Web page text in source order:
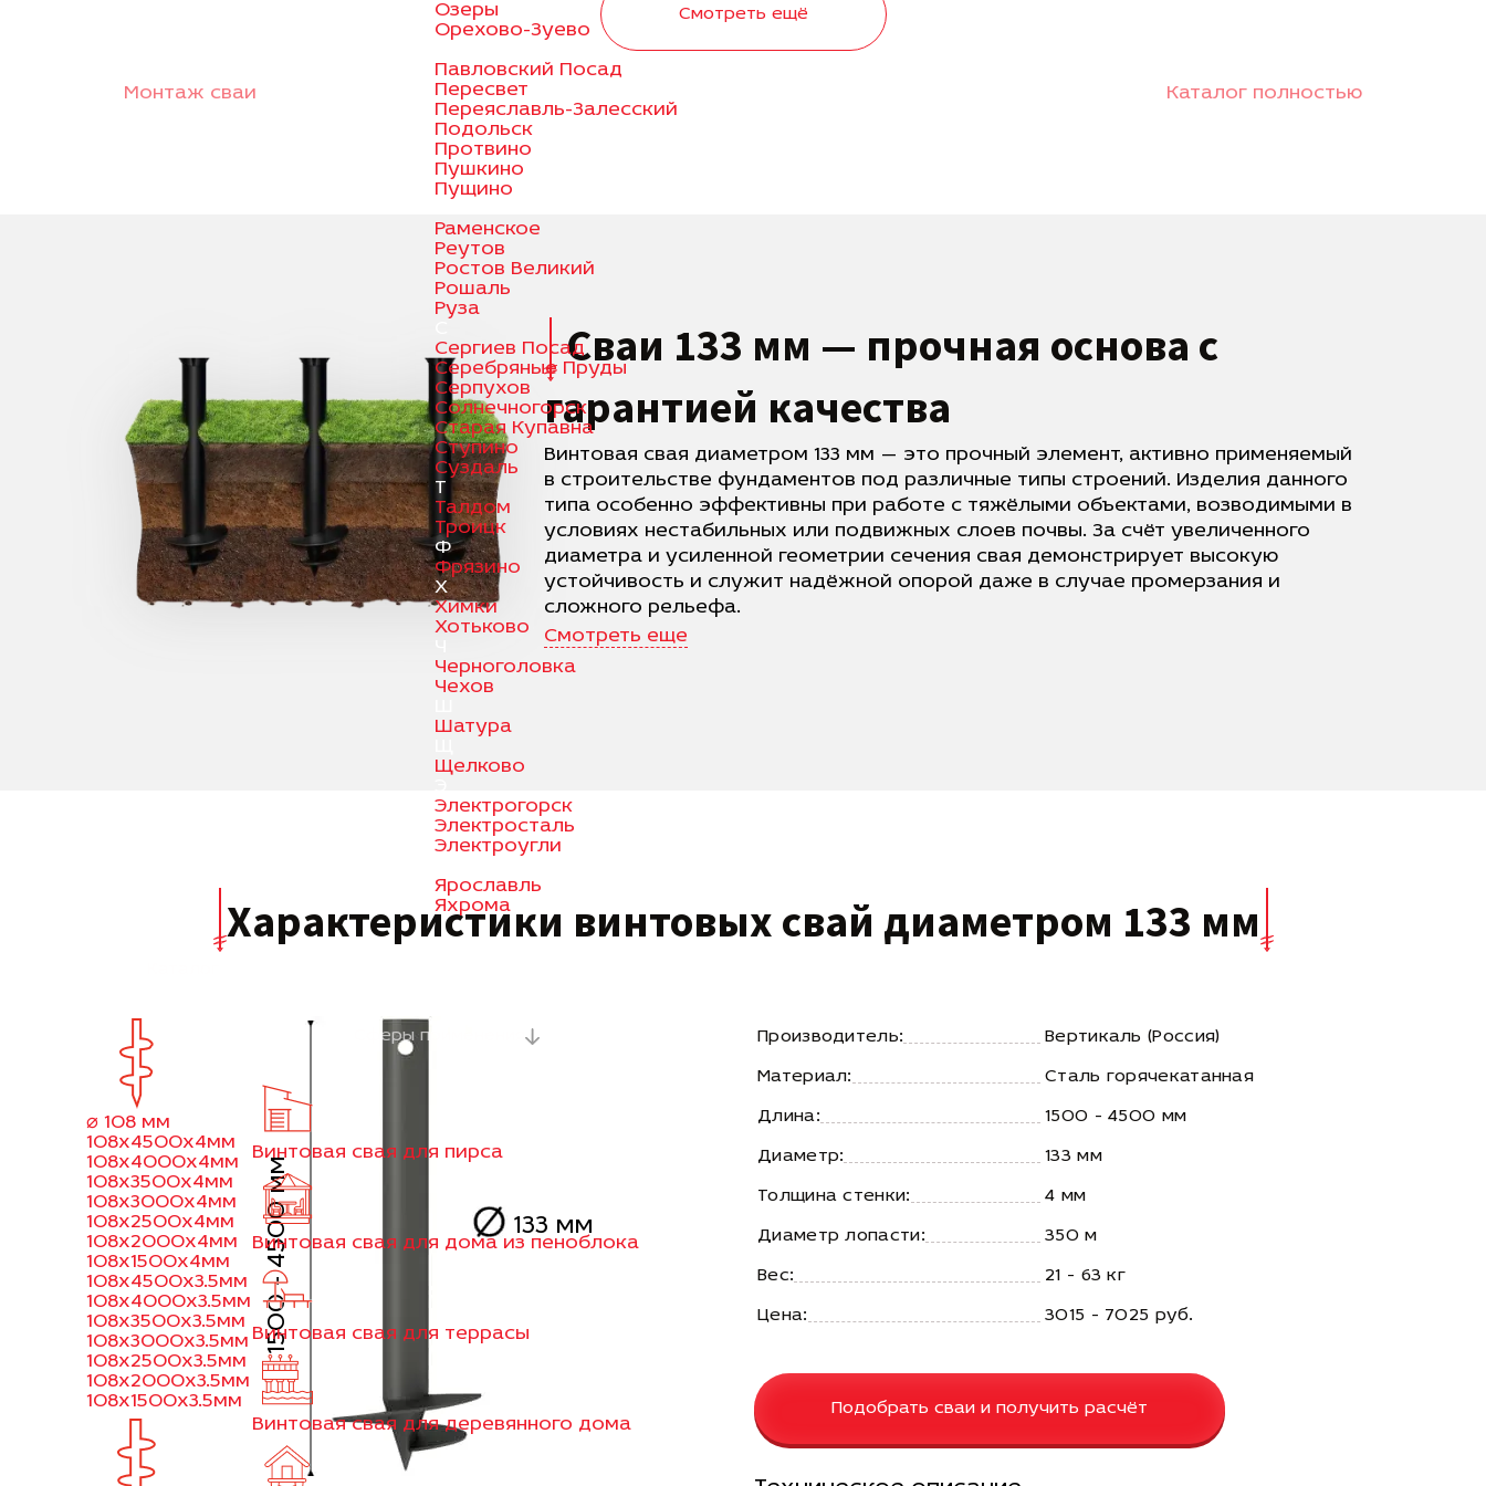
Озеры
Орехово-Зуево
Павловский Посад
Пересвет
Переяславль-Залесский
Подольск
Протвино
Пушкино
Пущино
Раменское
Реутов
Ростов Великий
Рошаль
Руза
Сергиев Посад
Серебряные Пруды
Серпухов
Солнечногорск
Старая Купавна
Ступино
Суздаль
Т
Талдом
Троицк
Ф
Фрязино
Х
Химки
Хотьково
Черноголовка
Чехов
Шатура
Щелково
Электрогорск
Электросталь
Электроугли
Ярославль
Яхрома
⌀ 108 мм
108x4500x4мм
108x4000x4мм
108x3500x4мм
108x3000x4мм
108x2500x4мм
108x2000x4мм
108x1500x4мм
108x4500x3.5мм
108x4000x3.5мм
108x3500x3.5мм
108x3000x3.5мм
108x2500x3.5мм
108x2000x3.5мм
108x1500x3.5мм
Сферы применения
Винтовая свая для пирса
Винтовая свая для дома из пеноблока
Винтовая свая для террасы
Винтовая свая для деревянного дома
Смотреть ещё
Монтаж сваи Каталог полностью
Сваи 133 мм — прочная основа с
гарантией качества
Винтовая свая диаметром 133 мм — это прочный элемент, активно применяемый
в строительстве фундаментов под различные типы строений. Изделия данного
типа особенно эффективны при работе с тяжёлыми объектами, возводимыми в
условиях нестабильных или подвижных слоев почвы. За счёт увеличенного
диаметра и усиленной геометрии сечения свая демонстрирует высокую
устойчивость и служит надёжной опорой даже в случае промерзания и
сложного рельефа.
Смотреть еще
Характеристики винтовых свай диаметром 133 мм
1500 - 4500 мм 133 мм
Производитель: Вертикаль (Россия)
Материал: Сталь горячекатанная
Длина: 1500 - 4500 мм
Диаметр: 133 мм
Толщина стенки: 4 мм
Диаметр лопасти: 350 м
Вес: 21 - 63 кг
Цена: 3015 - 7025 руб.
Подобрать сваи и получить расчёт